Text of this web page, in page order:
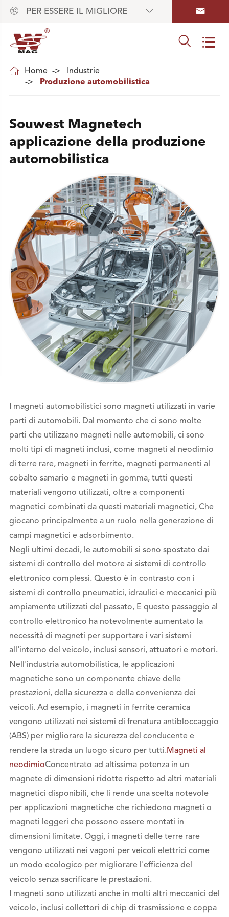
 PER ESSERE IL MIGLIORE  
 
 Home
Industrie
Produzione automobilistica
Souwest Magnetech
applicazione della produzione
automobilistica
I magneti automobilistici sono magneti utilizzati in varie
parti di automobili. Dal momento che ci sono molte
parti che utilizzano magneti nelle automobili, ci sono
molti tipi di magneti inclusi, come magneti al neodimio
di terre rare, magneti in ferrite, magneti permanenti al
cobalto samario e magneti in gomma, tutti questi
materiali vengono utilizzati, oltre a componenti
magnetici combinati da questi materiali magnetici, Che
giocano principalmente a un ruolo nella generazione di
campi magnetici e adsorbimento.
Negli ultimi decadi, le automobili si sono spostato dai
sistemi di controllo del motore ai sistemi di controllo
elettronico complessi. Questo è in contrasto con i
sistemi di controllo pneumatici, idraulici e meccanici più
ampiamente utilizzati del passato, E questo passaggio al
controllo elettronico ha notevolmente aumentato la
necessità di magneti per supportare i vari sistemi
all'interno del veicolo, inclusi sensori, attuatori e motori.
Nell'industria automobilistica, le applicazioni
magnetiche sono un componente chiave delle
prestazioni, della sicurezza e della convenienza dei
veicoli. Ad esempio, i magneti in ferrite ceramica
vengono utilizzati nei sistemi di frenatura antibloccaggio
(ABS) per migliorare la sicurezza del conducente e
rendere la strada un luogo sicuro per tutti. Magneti al
neodimioConcentrato ad altissima potenza in un
magnete di dimensioni ridotte rispetto ad altri materiali
magnetici disponibili, che li rende una scelta notevole
per applicazioni magnetiche che richiedono magneti o
magneti leggeri che possono essere montati in
dimensioni limitate. Oggi, i magneti delle terre rare
vengono utilizzati nei vagoni per veicoli elettrici come
un modo ecologico per migliorare l'efficienza del
veicolo senza sacrificare le prestazioni.
I magneti sono utilizzati anche in molti altri meccanici del
veicolo, inclusi collettori di chip di trasmissione e coppa